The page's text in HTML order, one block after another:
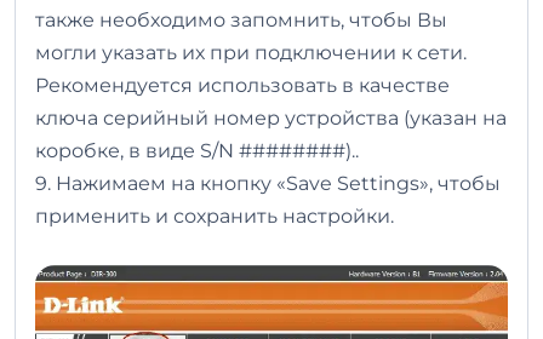
также необходимо запомнить, чтобы Вы
могли указать их при подключении к сети.
Рекомендуется использовать в качестве
ключа серийный номер устройства (указан на
коробке, в виде S/N ########)..
9. Нажимаем на кнопку «Save Settings», чтобы
применить и сохранить настройки.